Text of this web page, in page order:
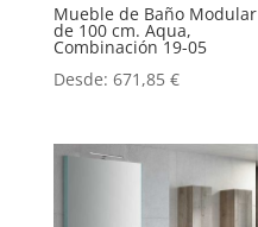
Mueble de Baño Modular
de 100 cm. Aqua,
Combinación 19-05
Desde: 671,85 €